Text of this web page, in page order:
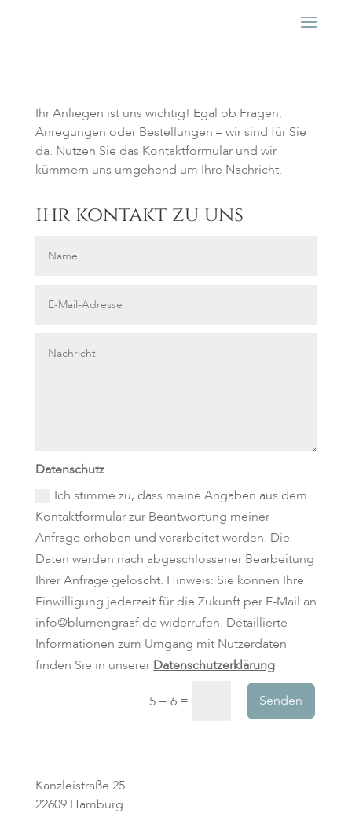
Ihr Anliegen ist uns wichtig! Egal ob Fragen,
Anregungen oder Bestellungen – wir sind für Sie
da. Nutzen Sie das Kontaktformular und wir
kümmern uns umgehend um Ihre Nachricht.
ihr kontakt zu uns
Datenschutz
Ich stimme zu, dass meine Angaben aus dem
Kontaktformular zur Beantwortung meiner
Anfrage erhoben und verarbeitet werden. Die
Daten werden nach abgeschlossener Bearbeitung
Ihrer Anfrage gelöscht. Hinweis: Sie können Ihre
Einwilligung jederzeit für die Zukunft per E-Mail an
info@blumengraaf.de widerrufen. Detaillierte
Informationen zum Umgang mit Nutzerdaten
finden Sie in unserer Datenschutzerklärung
5 + 6 = Senden
Kanzleistraße 25
22609 Hamburg